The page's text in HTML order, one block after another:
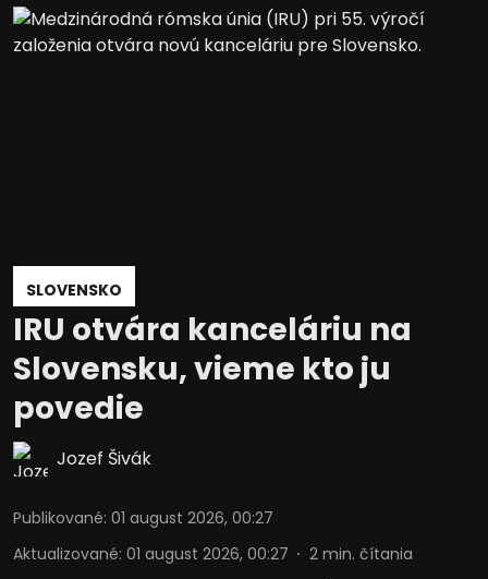
SLOVENSKO
IRU otvára kanceláriu na
Slovensku, vieme kto ju
povedie
Jozef Šivák
Publikované: 01 august 2026, 00:27
Aktualizované: 01 august 2026, 00:27 2 min. čítania